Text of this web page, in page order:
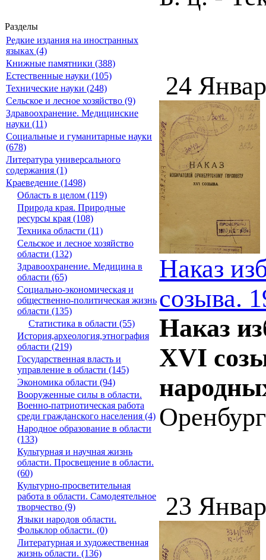
Разделы
Редкие издания на иностранных
языках (4)
Книжные памятники (388)
Естественные науки (105)
Технические науки (248)
Сельское и лесное хозяйство (9)
Здравоохранение. Медицинские
науки (11)
Социальные и гуманитарные науки
(678)
Литература универсального
содержания (1)
Краеведение (1498)
Область в целом (119)
Природа края. Природные
ресурсы края (108)
Техника области (11)
Сельское и лесное хозяйство
области (132)
Здравоохранение. Медицина в
области (65)
Социально-экономическая и
общественно-политическая жизнь
области (135)
Статистика в области (55)
История,археология,этнография
области (219)
Государственная власть и
управление в области (145)
Экономика области (94)
Вооруженные силы в области.
Военно-патриотическая работа
среди гражданского населения (4)
Народное образование в области
(133)
Культурная и научная жизнь
области. Просвещение в области.
(60)
Культурно-просветительная
работа в области. Самодеятельное
творчество (9)
Языки народов области.
Фольклор области. (0)
Литературная и художественная
жизнь области. (136)
24
Наказ
созыва.
Наказ
XVI
23